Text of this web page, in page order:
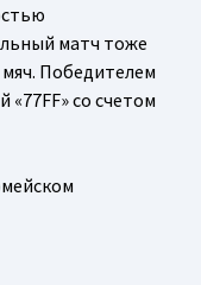
матч тоже
Победителем
со счетом